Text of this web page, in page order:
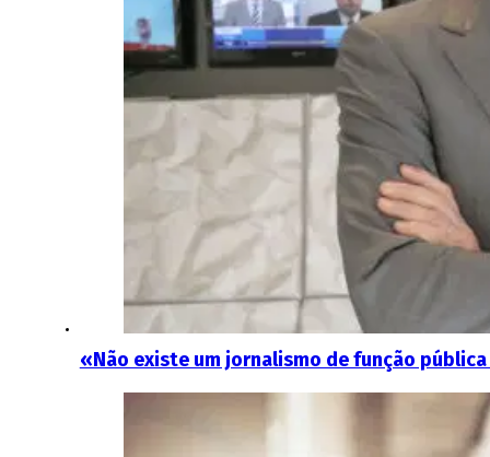
«Não existe um jornalismo de função